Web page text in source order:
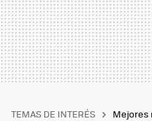
TEMAS DE INTERÉS Mejores